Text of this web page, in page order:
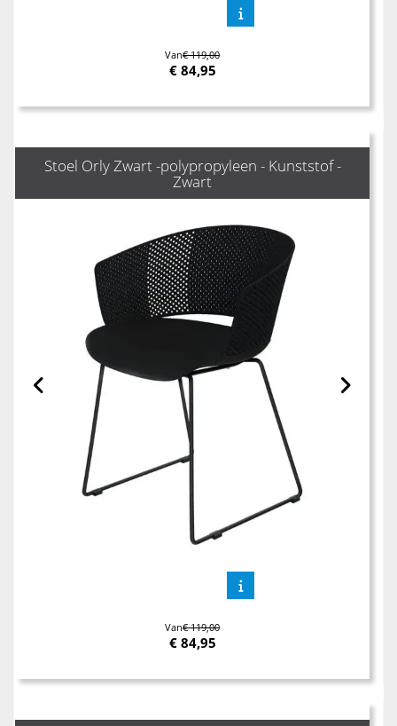
Van€ 119,00
€ 84,95
Stoel Orly Zwart -polypropyleen - Kunststof -
Zwart
Van€ 119,00
€ 84,95